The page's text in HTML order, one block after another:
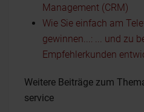
Management (CRM)
Wie Sie einfach am
gewinnen...: ... und zu
Empfehlerkunden
Weitere Beiträge zum
service